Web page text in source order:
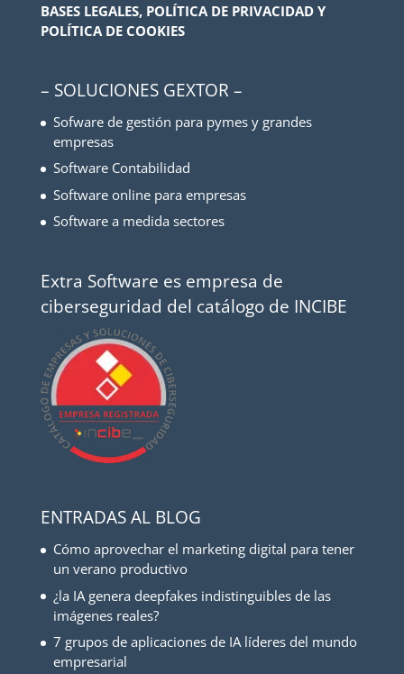
BASES LEGALES, POLÍTICA DE PRIVACIDAD Y
POLÍTICA DE COOKIES
– SOLUCIONES GEXTOR –
Sofware de gestión para pymes y grandes
empresas
Software Contabilidad
Software online para empresas
Software a medida sectores
Extra Software es empresa de
ciberseguridad del catálogo de INCIBE
ENTRADAS AL BLOG
Cómo aprovechar el marketing digital para tener
un verano productivo
¿la IA genera deepfakes indistinguibles de las
imágenes reales?
7 grupos de aplicaciones de IA líderes del mundo
empresarial